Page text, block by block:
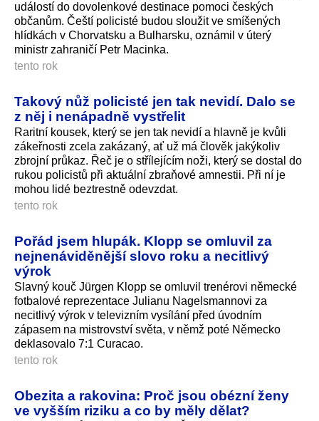
událostí do dovolenkové destinace pomoci českých
občanům. Čeští policisté budou sloužit ve smíšených
hlídkách v Chorvatsku a Bulharsku, oznámil v úterý
ministr zahraničí Petr Macinka.
tento rok
Takový nůž policisté jen tak nevidí. Dalo se
z něj i nenápadně vystřelit
Raritní kousek, který se jen tak nevidí a hlavně je kvůli
zákeřnosti zcela zakázaný, ať už má člověk jakýkoliv
zbrojní průkaz. Řeč je o střílejícím noži, který se dostal do
rukou policistů při aktuální zbraňové amnestii. Při ní je
mohou lidé beztrestně odevzdat.
tento rok
Pořád jsem hlupák. Klopp se omluvil za
nejnenáviděnější slovo roku a necitlivý
výrok
Slavný kouč Jürgen Klopp se omluvil trenérovi německé
fotbalové reprezentace Julianu Nagelsmannovi za
necitlivý výrok v televizním vysílání před úvodním
zápasem na mistrovství světa, v němž poté Německo
deklasovalo 7:1 Curacao.
tento rok
Obezita a rakovina: Proč jsou obézní ženy
ve vyšším riziku a co by měly dělat?